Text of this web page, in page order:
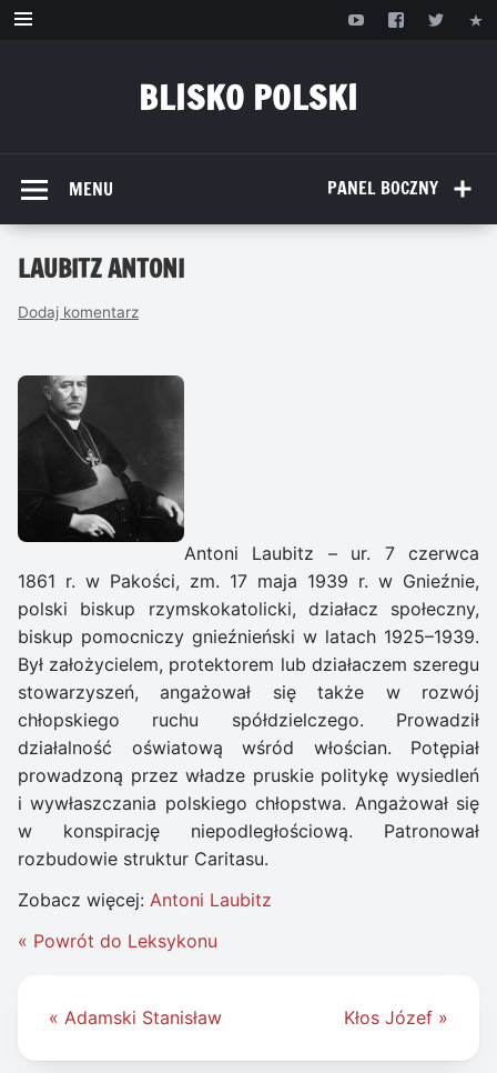
Przejdź
BLISKO POLSKI
PANEL BOCZNY
MENU
LAUBITZ ANTONI
Dodaj komentarz
Antoni Laubitz – ur. 7 czerwca
1861 r. w Pakości, zm. 17 maja 1939 r. w Gnieźnie,
polski biskup rzymskokatolicki, działacz społeczny,
biskup pomocniczy gnieźnieński w latach 1925–1939.
Był założycielem, protektorem lub działaczem szeregu
stowarzyszeń, angażował się także w rozwój
chłopskiego ruchu spółdzielczego. Prowadził
działalność oświatową wśród włościan. Potępiał
prowadzoną przez władze pruskie politykę wysiedleń
i wywłaszczania polskiego chłopstwa. Angażował się
w konspirację niepodległościową. Patronował
rozbudowie struktur Caritasu.
Zobacz więcej: Antoni Laubitz
« Powrót do Leksykonu
Nawigacja
« Adamski Stanisław Kłos Józef »